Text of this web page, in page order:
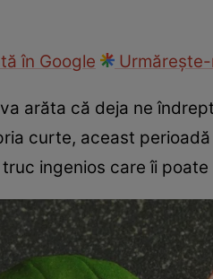
în Google
arăta că deja ne
curte, aceast
ingenios care îi